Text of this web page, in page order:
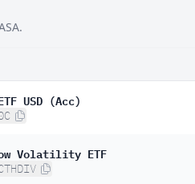
USD (Acc)
Volatility ETF